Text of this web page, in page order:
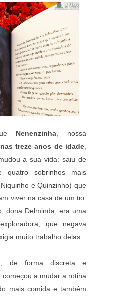
Nenenzinha , nossa
treze anos de idade
a sua vida: saiu de
quatro sobrinhos mais
e Quinzinho) que
viver na casa de um tio.
dona Delminda, era uma
que negava
muito trabalho delas.
de forma discreta e
começou a mudar a rotina
mais comida e também